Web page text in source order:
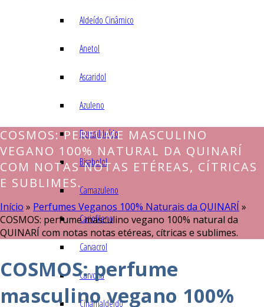
Aldeído Cinâmico
Anetol
Ascaridol
Azuleno
Benzaldeído
Bisabolol
Camazuleno
Cariofileno
Carvacrol
Carvona
Cinamaldeído
COSMOS: PERFUME MASCULINO
VEGANO 100% NATURAL DA QUINARÍ
COM NOTAS NOTAS ETÉREAS, CÍTRICAS
E SUBLIMES.
Início » Perfumes Veganos 100% Naturais da QUINARÍ »
COSMOS: perfume masculino vegano 100% natural da
QUINARÍ com notas notas etéreas, cítricas e sublimes.
COSMOS: perfume
masculino vegano 100%